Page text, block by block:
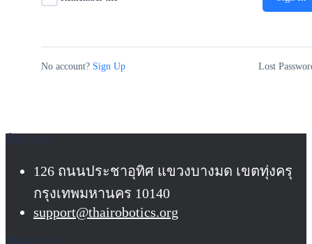
No account? Sign Up Lost
126 ถนนประชาอุทิศ แขวงบางมด เขตทุ่งครุ
กรุงเทพมหานคร 10140
support@thairobotics.org